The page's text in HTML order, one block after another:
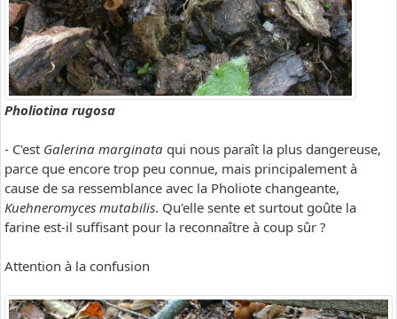
Pholiotina rugosa
- C'est Galerina marginata qui nous paraît la plus dangereuse,
parce que encore trop peu connue, mais principalement à
cause de sa ressemblance avec la Pholiote changeante,
Kuehneromyces mutabilis. Qu'elle sente et surtout goûte la
farine est-il suffisant pour la reconnaître à coup sûr ?
Attention à la confusion